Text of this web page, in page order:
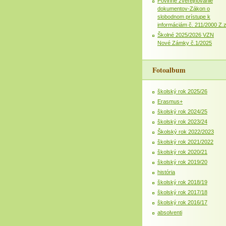
dokumentov-Zákon o
slobodnom prístupe k
informáciám č. 211/2000 Z.z
Školné 2025/2026 VZN
Nové Zámky č.1/2025
Fotoalbum
školský rok 2025/26
Erasmus+
školský rok 2024/25
školský rok 2023/24
Školský rok 2022/2023
školský rok 2021/2022
školský rok 2020/21
školský rok 2019/20
história
školský rok 2018/19
školský rok 2017/18
školský rok 2016/17
absolventi